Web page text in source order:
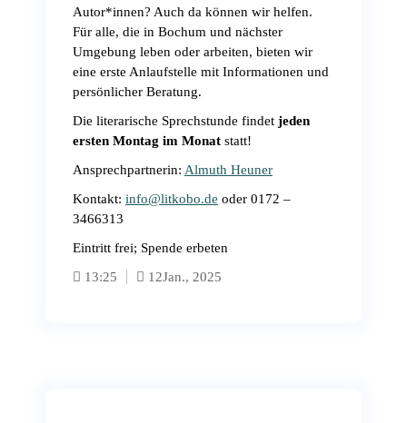
Autor*innen? Auch da können wir helfen.
Für alle, die in Bochum und nächster
Umgebung leben oder arbeiten, bieten wir
eine erste Anlaufstelle mit Informationen und
persönlicher Beratung.
Die literarische Sprechstunde findet jeden
ersten Montag im Monat statt!
Ansprechpartnerin: Almuth Heuner
Kontakt: info@litkobo.de oder 0172 –
3466313
Eintritt frei; Spende erbeten
13:25
12Jan., 2025